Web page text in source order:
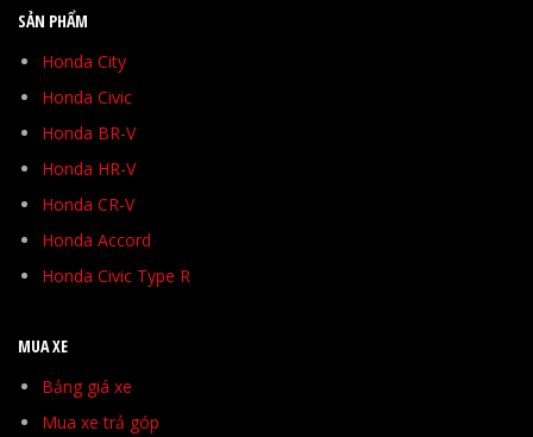
SẢN PHẨM
Honda City
Honda Civic
Honda BR-V
Honda HR-V
Honda CR-V
Honda Accord
Honda Civic Type R
MUA XE
Bảng giá xe
Mua xe trả góp